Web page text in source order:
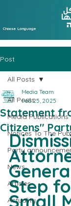
Choose Language
Post
All Posts
Media Publications
Notices To The
Party
News
Articles
Actuality
All Posts
Statement
Citizens"
Media Team
Feb 25, 2025
Step
Small